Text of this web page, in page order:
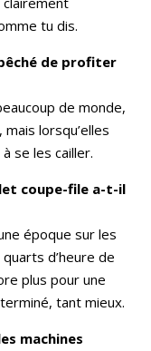
tu dis.
de profiter
de monde,
lorsqu’elles
se les cailler.
coupe-file a-t-il
époque sur les
d’heure de
plus pour une
tant mieux.
machines